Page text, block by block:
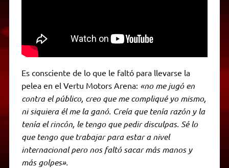
Es consciente de lo que le faltó para llevarse la
pelea en el Vertu Motors Arena: «no me jugó en
contra el público, creo que me compliqué yo mismo,
ni siquiera él me la ganó. Creía que tenía razón y la
tenía el rincón, le tengo que pedir disculpas. Sé lo
que tengo que trabajar para estar a nivel
internacional pero nos faltó sacar más manos y
más golpes».